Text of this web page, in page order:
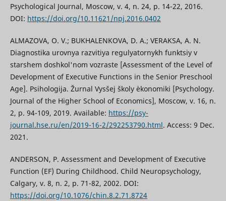
Psychological Journal, Moscow, v. 4, n. 24, p. 14-22, 2016.
DOI: https://doi.org/10.11621/npj.2016.0402
ALMAZOVA, O. V.; BUKHALENKOVA, D. A.; VERAKSA, A. N.
Diagnostika urovnya razvitiya regulyatornykh funktsiy v
starshem doshkol'nom vozraste [Assessment of the Level of
Development of Executive Functions in the Senior Preschool
Age]. Psihologija. Žurnal Vysšej školy èkonomiki [Psychology.
Journal of the Higher School of Economics], Moscow, v. 16, n.
2, p. 94-109, 2019. Available: https://psy-
journal.hse.ru/en/2019-16-2/292253790.html. Access: 9 Dec.
2021.
ANDERSON, P. Assessment and Development of Executive
Function (EF) During Childhood. Child Neuropsychology,
Calgary, v. 8, n. 2, p. 71-82, 2002. DOI:
https://doi.org/10.1076/chin.8.2.71.8724